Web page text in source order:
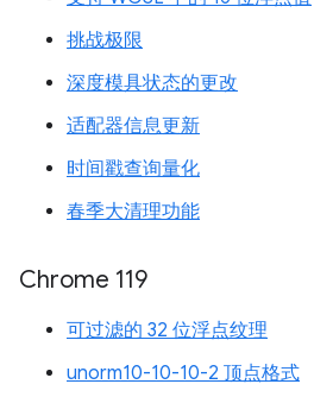
挑战极限
深度模具状态的更改
适配器信息更新
时间戳查询量化
春季大清理功能
Chrome 119
可过滤的 32 位浮点纹理
unorm10-10-10-2 顶点格式